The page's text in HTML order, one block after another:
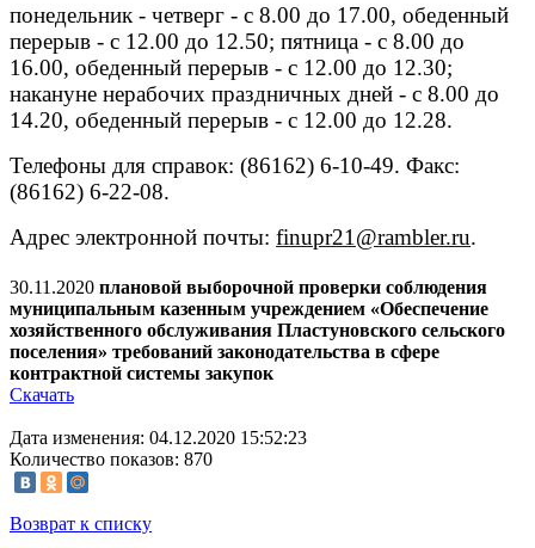
понедельник - четверг - с 8.00 до 17.00, обеденный
перерыв - с 12.00 до 12.50; пятница - с 8.00 до
16.00, обеденный перерыв - с 12.00 до 12.30;
накануне нерабочих праздничных дней - с 8.00 до
14.20, обеденный перерыв - с 12.00 до 12.28.
Телефоны для справок: (86162) 6-10-49. Факс:
(86162) 6-22-08.
Адрес электронной почты: finupr21@rambler.ru.
30.11.2020 плановой выборочной проверки соблюдения
муниципальным казенным учреждением «Обеспечение
хозяйственного обслуживания Пластуновского сельского
поселения» требований законодательства в сфере
контрактной системы закупок
Скачать
Дата изменения: 04.12.2020 15:52:23
Количество показов: 870
Возврат к списку